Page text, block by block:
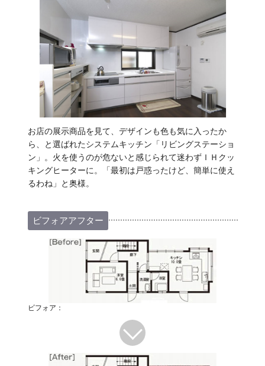
お店の展示商品を見て、デザインも色も気に入ったか
ら、と選ばれたシステムキッチン「リビングステーショ
ン」。火を使うのが危ないと感じられて迷わずＩＨクッ
キングヒーターに。「最初は戸惑ったけど、簡単に使え
るわね」と奥様。
ビフォアアフター
ビフォア：